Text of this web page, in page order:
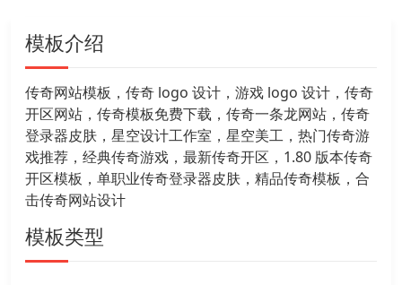
模板介绍
传奇网站模板，传奇 logo 设计，游戏 logo 设计，传奇
开区网站，传奇模板免费下载，传奇一条龙网站，传奇
登录器皮肤，星空设计工作室，星空美工，热门传奇游
戏推荐，经典传奇游戏，最新传奇开区，1.80 版本传奇
开区模板，单职业传奇登录器皮肤，精品传奇模板，合
击传奇网站设计
模板类型